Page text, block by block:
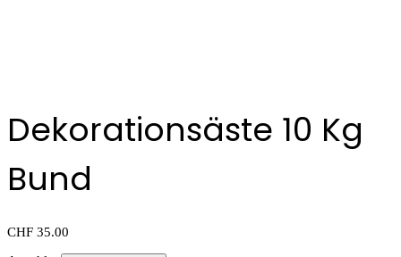
Dekorationsäste 10 Kg
Bund
CHF 35.00